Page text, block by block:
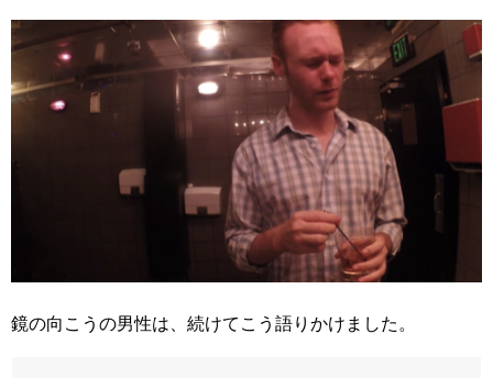
鏡の向こうの男性は、続けてこう語りかけました。